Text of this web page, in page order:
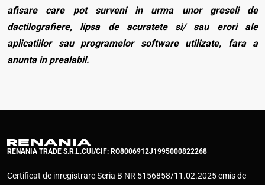
afisare care pot surveni in urma unor greseli de
dactilografiere, lipsa de acuratete si/ sau erori ale
aplicatiilor sau programelor software utilizate, fara a
anunta in prealabil.
RENANIA TRADE S.R.L.CUI/CIF: RO8006912J1995000822268
Certificat de inregistrare Seria B NR 5156858/11.02.2025 emis de